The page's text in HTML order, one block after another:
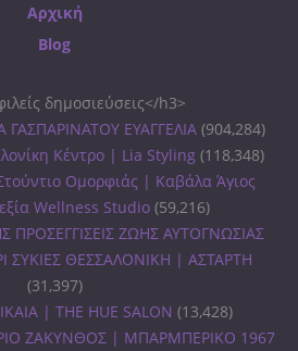
Αρχική
Blog
δημοσιεύσεις</h3>
ΕΥΑΓΓΕΛΙΑ (904,284)
Κέντρο | Lia Styling (118,348)
Ομορφιάς | Καβάλα Άγιος
Wellness Studio (59,216)
ΠΡΟΣΕΓΓΙΣΕΙΣ ΖΩΗΣ ΑΥΤΟΓΝΩΣΙΑΣ
ΣΥΚΙΕΣ ΘΕΣΣΑΛΟΝΙΚΗ | ΑΣΤΑΡΤΗ
(31,397)
| THE HUE SALON (13,428)
ΖΑΚΥΝΘΟΣ | ΜΠΑΡΜΠΕΡΙΚΟ 1967